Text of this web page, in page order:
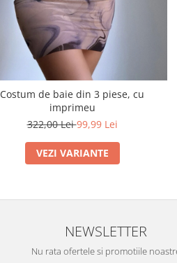
Costum de baie din 3 piese, cu
imprimeu
322,00 Lei99,99 Lei
VEZI VARIANTE
NEWSLETTER
Nu rata ofertele si promotiile